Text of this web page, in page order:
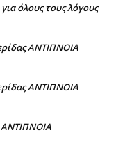
όλους τους λόγους
ΑΝΤΙΠΝΟΙΑ
ΑΝΤΙΠΝΟΙΑ
ΑΝΤΙΠΝΟΙΑ